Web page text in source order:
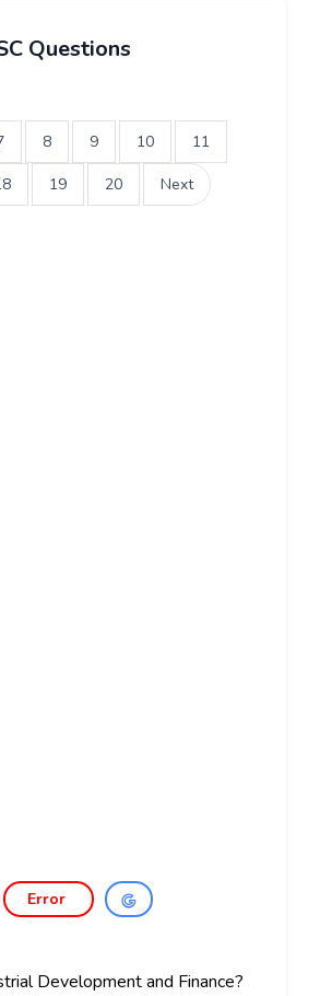
Questions
8 9 10 11
19 20 Next
Error
Development and Finance?